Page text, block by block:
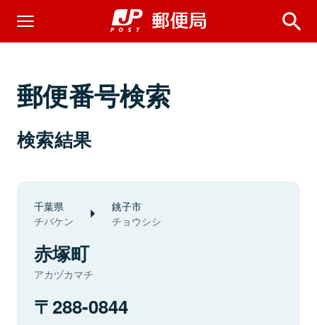
郵便番号検索
検索結果
千葉県
チバケン
銚子市
チョウシシ
赤塚町
アカヅカマチ
288-0844